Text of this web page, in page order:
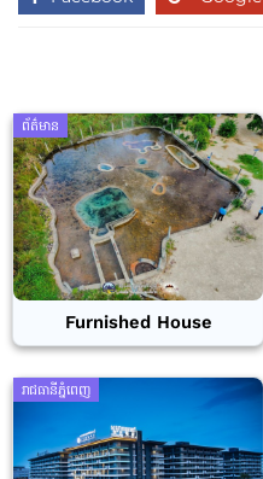
ព័ត៌មាន
Furnished House
រាជធានីភ្នំពេញ